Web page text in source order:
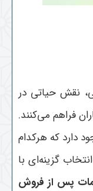
نقش حیاتی در
فراهم می‌کنند.
دارد که هرکدام
گزینه‌ای با
پس از فروش